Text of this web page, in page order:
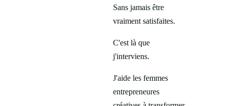
Sans jamais être
vraiment satisfaites.
C'est là que
j'interviens.
J'aide les femmes
entrepreneures